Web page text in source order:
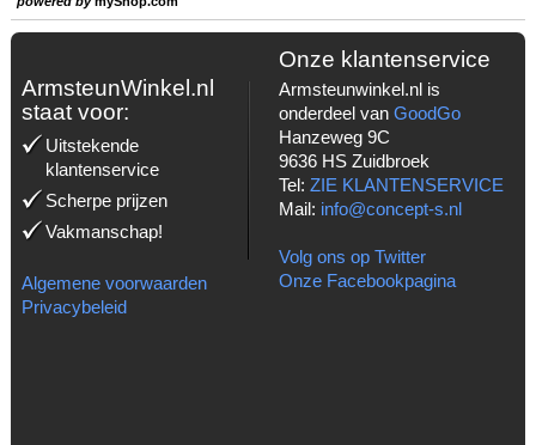
ArmsteunWinkel.nl
staat voor:
Uitstekende
klantenservice
Scherpe prijzen
Vakmanschap!
Algemene voorwaarden
Privacybeleid
Onze klantenservice
Armsteunwinkel.nl is
onderdeel van GoodGo
Hanzeweg 9C
9636 HS Zuidbroek
Tel: ZIE KLANTENSERVICE
Mail: info@concept-s.nl
Volg ons op Twitter
Onze Facebookpagina